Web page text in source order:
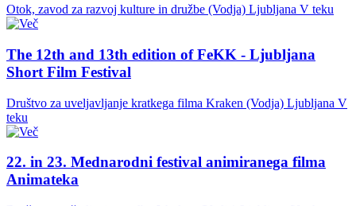
Otok, zavod za razvoj kulture in družbe (Vodja) Ljubljana V teku
The 12th and 13th edition of FeKK - Ljubljana
Short Film Festival
Društvo za uveljavljanje kratkega filma Kraken (Vodja) Ljubljana V
teku
22. in 23. Mednarodni festival animiranega filma
Animateka